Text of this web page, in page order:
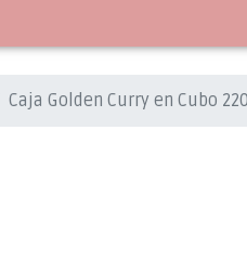
Caja Golden Curry en Cubo